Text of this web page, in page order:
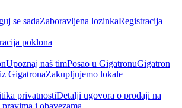
se sadaZaboravljena lozinkaRegistracija
poklona
Upoznaj naš timPosao u GigatronuGigatron
GigatronaZakupljujemo lokale
privatnostiDetalji ugovora o prodaji na
i obavezama